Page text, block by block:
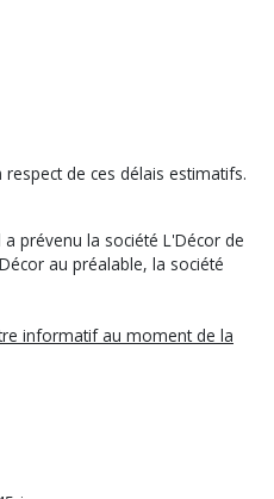
de ces délais estimatifs.
prévenu la société L'Décor de
au préalable, la société
informatif au moment de la